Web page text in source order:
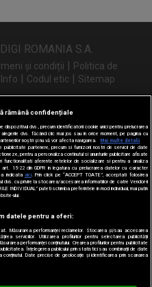
ROMANIA S.A.
și condiții | Politica de
| Codul etic | Sitemap
ne și pe
rămână confidențiale
dvs., precum identificatorii cookie unici pentru prelucrarea
dvs. făcând clic mai jos sau în orice moment, pe pagina cu
noștri și nu vă vor afecta navigarea.
Mai multe detalii
partenere, precum si furnizorii nostri de servicii de date
pentru a personaliza continutul si anunturile publicitare afisate
functionalitati aferente retelelor de socializare si pentru a analiza
15-22 din GDPR in legatura cu prelucrarea datelor cu caracter
indicata aici. Prin click pe “ACCEPT TOATE”, acceptati folosirea
dvs. cu privire la stocarea/accesarea informatiilor de catre Vendor-ii
INDIVIDUAL” puteti schimba preferintele in mod individual, mai putin
ului.
datele pentru a oferi:
Măsurarea performanței reclamelor. Stocarea și/sau accesarea
serviciilor. Utilizarea profilurilor pentru selectarea publicității
performanței conținutului. Crearea profilurilor pentru publicitate
Înțelegerea publicului prin statistici sau combinații de date
Date precise de geolocație și identificarea prin scanarea